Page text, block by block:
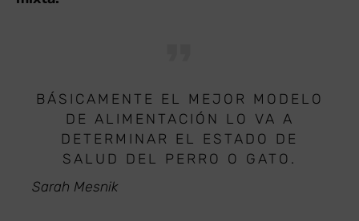
BÁSICAMENTE EL MEJOR MODELO
DE ALIMENTACIÓN LO VA A
DETERMINAR EL ESTADO DE
SALUD DEL PERRO O GATO.
Sarah Mesnik